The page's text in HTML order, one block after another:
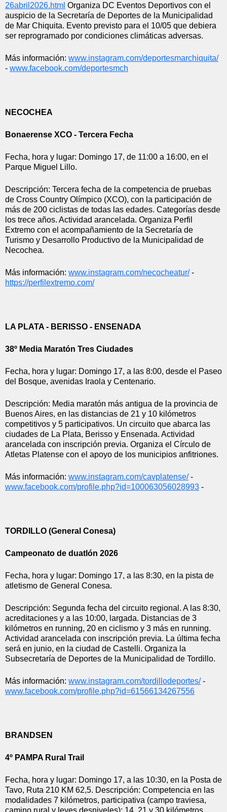
26abril2026.html Organiza DC Eventos Deportivos con el
auspicio de la Secretaría de Deportes de la Municipalidad
de Mar Chiquita. Evento previsto para el 10/05 que debiera
ser reprogramado por condiciones climáticas adversas.
Más información: www.instagram.com/deportesmarchiquita/
- www.facebook.com/deportesmch
NECOCHEA
Bonaerense XCO - Tercera Fecha
Fecha, hora y lugar: Domingo 17, de 11:00 a 16:00, en el
Parque Miguel Lillo.
Descripción: Tercera fecha de la competencia de pruebas
de Cross Country Olímpico (XCO), con la participación de
más de 200 ciclistas de todas las edades. Categorías desde
los trece años. Actividad arancelada. Organiza Perfil
Extremo con el acompañamiento de la Secretaría de
Turismo y Desarrollo Productivo de la Municipalidad de
Necochea.
Más información: www.instagram.com/necocheatur/
https://perfilextremo.com/
LA PLATA - BERISSO - ENSENADA
38º Media Maratón Tres Ciudades
Fecha, hora y lugar: Domingo 17, a las 8:00, desde el Paseo
del Bosque, avenidas Iraola y Centenario.
Descripción: Media maratón más antigua de la provincia de
Buenos Aires, en las distancias de 21 y 10 kilómetros
competitivos y 5 participativos. Un circuito que abarca las
ciudades de La Plata, Berisso y Ensenada. Actividad
arancelada con inscripción previa. Organiza el Círculo de
Atletas Platense con el apoyo de los municipios anfitriones.
Más información: www.instagram.com/cavplatense/
www.facebook.com/profile.php?id=100063056028993 -
TORDILLO (General Conesa)
Campeonato de duatlón 2026
Fecha, hora y lugar: Domingo 17, a las 8:30, en la pista de
atletismo de General Conesa.
Descripción: Segunda fecha del circuito regional. A las 8:30,
acreditaciones y a las 10:00, largada. Distancias de 3
kilómetros en running, 20 en ciclismo y 3 más en running.
Actividad arancelada con inscripción previa. La última fecha
será en junio, en la ciudad de Castelli. Organiza la
Subsecretaría de Deportes de la Municipalidad de Tordillo.
Más información: www.instagram.com/tordillodeportes/
www.facebook.com/profile.php?id=61566134267556
BRANDSEN
4º PAMPA Rural Trail
Fecha, hora y lugar: Domingo 17, a las 10:30, en la Posta de
Tavo, Ruta 210 KM 62,5. Descripción: Competencia en las
modalidades 7 kilómetros, participativa (campo traviesa,
camino rural y leves desniveles); 14, 21 y 30 kilómetros,